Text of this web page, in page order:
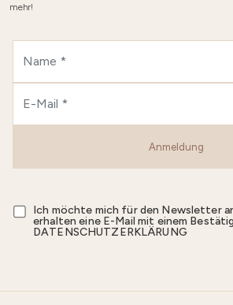
mehr!
Anmeldung
Ich möchte mich für den Newsletter
erhalten eine E-Mail mit einem
DATENSCHUTZERKLÄRUNG